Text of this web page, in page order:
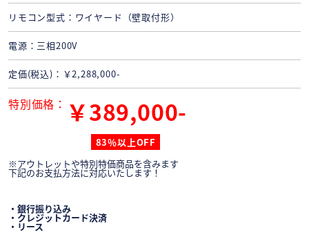
リモコン型式 ワイヤード（壁取付形）
電源 三相200V
定価(税込) ￥2,288,000-
特別価格 ￥389,000-
83％以上OFF
※アウトレットや特別特価商品を含みます
下記のお支払方法に対応いたします！
・銀行振り込み
・クレジットカード決済
・リース